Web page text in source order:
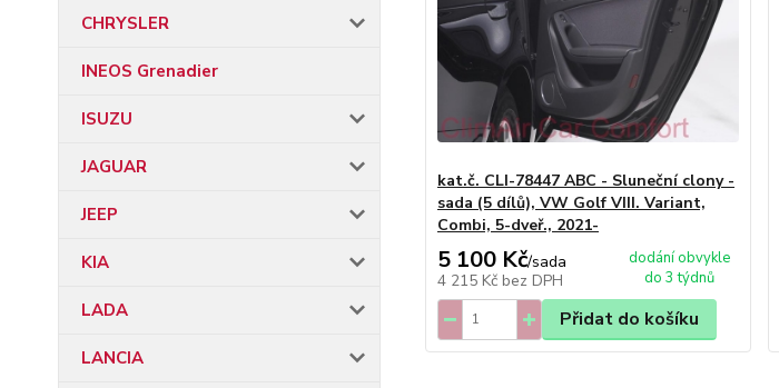
CHRYSLER
INEOS Grenadier
ISUZU
JAGUAR
JEEP
KIA
LADA
LANCIA
kat.č. CLI-78447 ABC - Sluneční clony -
sada (5 dílů), VW Golf VIII. Variant,
Combi, 5-dveř., 2021-
5 100 Kč/sada
4 215 Kč bez DPH
dodání obvykle
do 3 týdnů
Přidat do košíku